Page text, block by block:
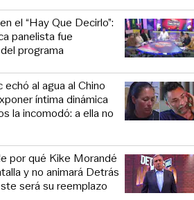
el “Hay Que Decirlo”:
panelista fue
programa
echó al agua al Chino
íntima dinámica
la incomodó: a ella no
por qué Kike Morandé
y no animará Detrás
será su reemplazo